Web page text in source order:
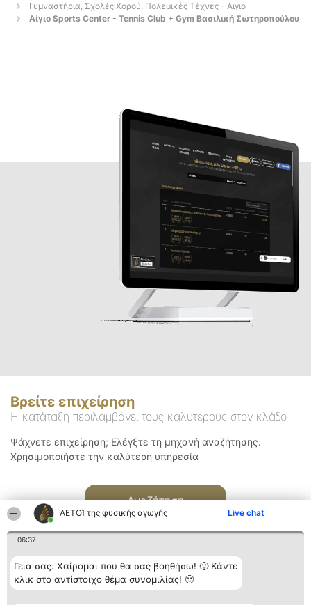
ΑΕΤΟΊ της φυσικής αγωγής Live chat
06:37
Γεια σας. Χαίρομαι που θα σας βοηθήσω! 🙂 Κάντε
κλικ στο αντίστοιχο θέμα συνομιλίας! 🙂
Γυμναστήρια, Σχολές Χορού, Πολεμικές Τέχνες - Αιγιο
Αίγιο Sports Center - Tennis Club + Gym Βασιλική Σωτηροπούλου
Βρείτε επιχείρηση
Η κατάταξη περιλαμβάνει τους καλύτερους στον κλάδο
Ψάχνετε επιχείρηση; Ελέγξτε τη μηχανή αναζήτησης.
Χρησιμοποιήστε την καλύτερη υπηρεσία
Αναζήτηση
Διοργανωτής της Κατάταξη Επικοινωνία